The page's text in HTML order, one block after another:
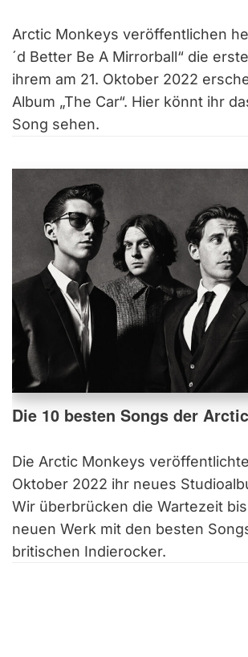
Arctic Monkeys veröffentlichen
´d Better Be A Mirrorball“ die
ihrem am 21. Oktober 2022
Album „The Car“. Hier könnt ihr
Song sehen.
Die 10 besten Songs der
Die Arctic Monkeys
Oktober 2022 ihr neues
Wir überbrücken die Wartezeit
neuen Werk mit den besten
britischen Indierocker.